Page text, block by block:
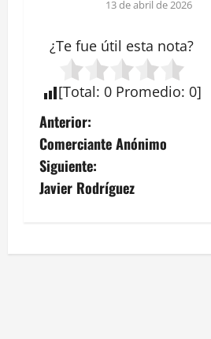
13 de abril de 2026
¿Te fue útil esta nota?
[Total: 0 Promedio: 0]
N
a
v
g
Anterior:
Comerciante Anónimo
Siguiente:
Javier Rodríguez